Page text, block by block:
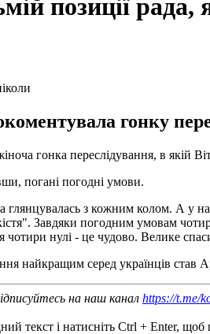
позиції рада,
гонку
гонка переслідування, в якій
погані погодні умови.
з кожним колом. А у
Завдяки погодним умовам
чотири нулі - це чудово. Велике
найкращим серед українців став
на наш канал https://t.me/
текст і натисніть Ctrl + Enter,